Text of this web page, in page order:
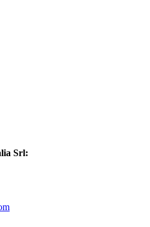
Srl: